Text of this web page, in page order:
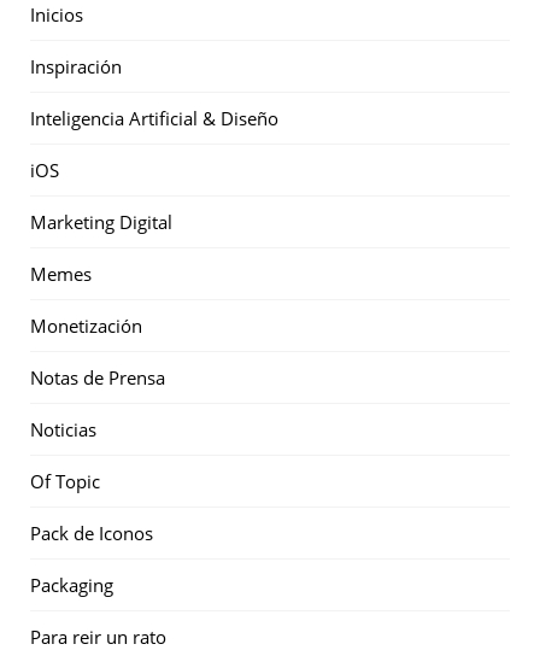
Inicios
Inspiración
Inteligencia Artificial & Diseño
iOS
Marketing Digital
Memes
Monetización
Notas de Prensa
Noticias
Of Topic
Pack de Iconos
Packaging
Para reir un rato